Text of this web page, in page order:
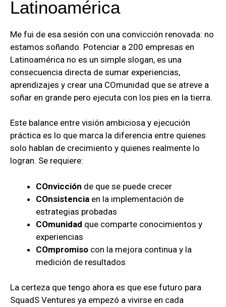
Latinoamérica
Me fui de esa sesión con una convicción renovada: no
estamos soñando. Potenciar a 200 empresas en
Latinoamérica no es un simple slogan, es una
consecuencia directa de sumar experiencias,
aprendizajes y crear una COmunidad que se atreve a
soñar en grande pero ejecuta con los pies en la tierra.
Este balance entre visión ambiciosa y ejecución
práctica es lo que marca la diferencia entre quienes
solo hablan de crecimiento y quienes realmente lo
logran. Se requiere:
COnvicción de que se puede crecer
COnsistencia en la implementación de
estrategias probadas
COmunidad que comparte conocimientos y
experiencias
COmpromiso con la mejora continua y la
medición de resultados
La certeza que tengo ahora es que ese futuro para
SquadS Ventures ya empezó a vivirse en cada